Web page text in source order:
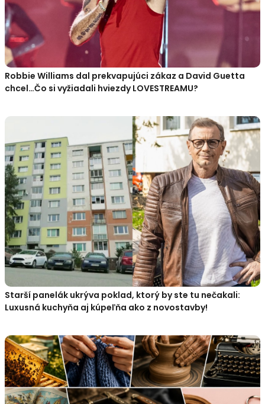
Robbie Williams dal prekvapujúci zákaz a David Guetta
chcel…Čo si vyžiadali hviezdy LOVESTREAMU?
Starší panelák ukrýva poklad, ktorý by ste tu nečakali:
Luxusná kuchyňa aj kúpeľňa ako z novostavby!